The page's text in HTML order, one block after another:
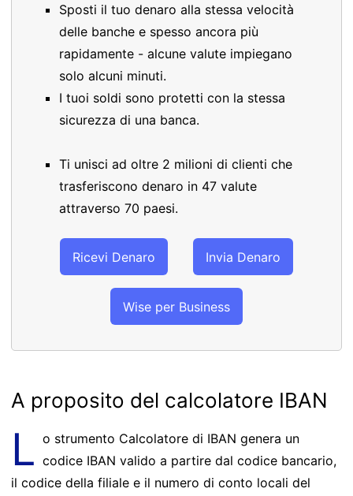
Sposti il tuo denaro alla stessa velocità
delle banche e spesso ancora più
rapidamente - alcune valute impiegano
solo alcuni minuti.
I tuoi soldi sono protetti con la stessa
sicurezza di una banca.
Ti unisci ad oltre 2 milioni di clienti che
trasferiscono denaro in 47 valute
attraverso 70 paesi.
Ricevi Denaro Invia Denaro
Wise per Business
A proposito del calcolatore IBAN
L o strumento Calcolatore di IBAN genera un
codice IBAN valido a partire dal codice bancario,
il codice della filiale e il numero di conto locali del